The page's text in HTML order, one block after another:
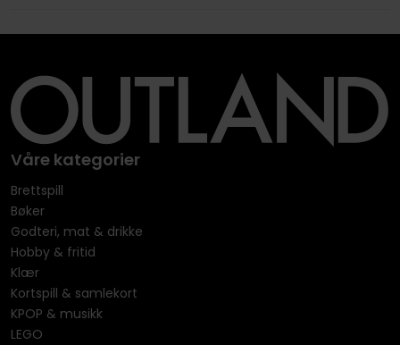
Våre kategorier
Brettspill
Bøker
Godteri, mat & drikke
Hobby & fritid
Klær
Kortspill & samlekort
KPOP & musikk
LEGO